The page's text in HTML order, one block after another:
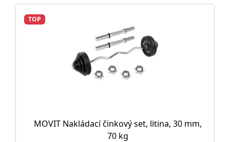
TOP
MOVIT Nakládací činkový set, litina, 30 mm,
70 kg